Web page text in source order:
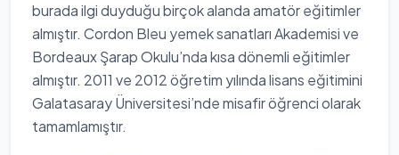
burada ilgi duyduğu birçok alanda amatör eğitimler
almıştır. Cordon Bleu yemek sanatları Akademisi ve
Bordeaux Şarap Okulu’nda kısa dönemli eğitimler
almıştır. 2011 ve 2012 öğretim yılında lisans eğitimini
Galatasaray Üniversitesi’nde misafir öğrenci olarak
tamamlamıştır.